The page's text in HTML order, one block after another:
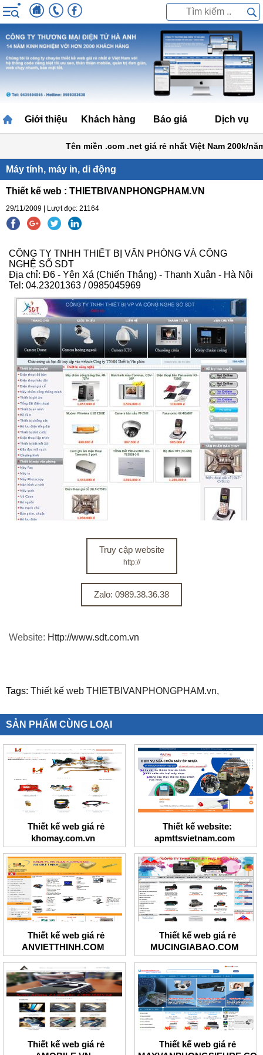
Giới thiệu Khách hàng Báo giá Dịch vụ
Tên miền .com .net giá rẻ nhất Việt Nam 200k/năm
Máy tính, máy in, di động
Thiết kế web : THIETBIVANPHONGPHAM.VN
29/11/2009 | Lượt đọc: 21164
CÔNG TY TNHH THIẾT BỊ VĂN PHÒNG VÀ CÔNG
NGHỆ SỐ SDT
Địa chỉ: Đ6 - Yên Xá (Chiến Thắng) - Thanh Xuân - Hà Nội
Tel: 04.23201363 / 0985045969
Truy cập website
http://
Zalo: 0989.38.36.38
Website: Http://www.sdt.com.vn
Tags: Thiết kế web THIETBIVANPHONGPHAM.vn,
SẢN PHẨM CÙNG LOẠI
Thiết kế web giá rẻ
khomay.com.vn
Thiết kế website:
apmttsvietnam.com
Thiết kế web giá rẻ
ANVIETTHINH.COM
Thiết kế web giá rẻ
MUCINGIABAO.COM
Thiết kế web giá rẻ
Thiết kế web giá rẻ